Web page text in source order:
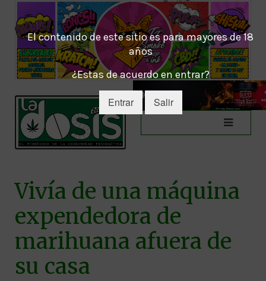
El contenido de este sitio es para mayores de 18
años
¿Estas de acuerdo en entrar?
Entrar Salir
Vivía de una máquina
expendedora de
marihuana afuera de
su casa